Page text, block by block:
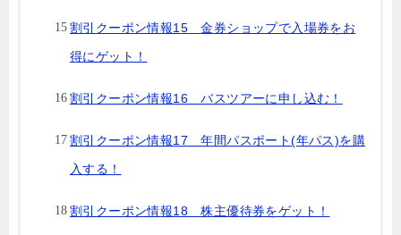
割引クーポン情報15 金券ショップで入場券をお
得にゲット！
割引クーポン情報16 バスツアーに申し込む！
割引クーポン情報17 年間パスポート(年パス)を購
入する！
割引クーポン情報18 株主優待券をゲット！